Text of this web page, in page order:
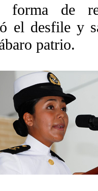
forma de
el desfile y
patrio.